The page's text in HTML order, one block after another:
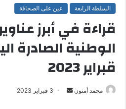
السلطة الرابعة عين على الصحافة
قراءة في أبرز
قبراير 2023
محمد أمنون 3 فبراير 2023